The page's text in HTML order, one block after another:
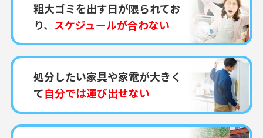
粗大ゴミを出す日が限られてお
り、 スケジュールが合わない
処分したい家具や家電が大きく
て自分では運び出せない